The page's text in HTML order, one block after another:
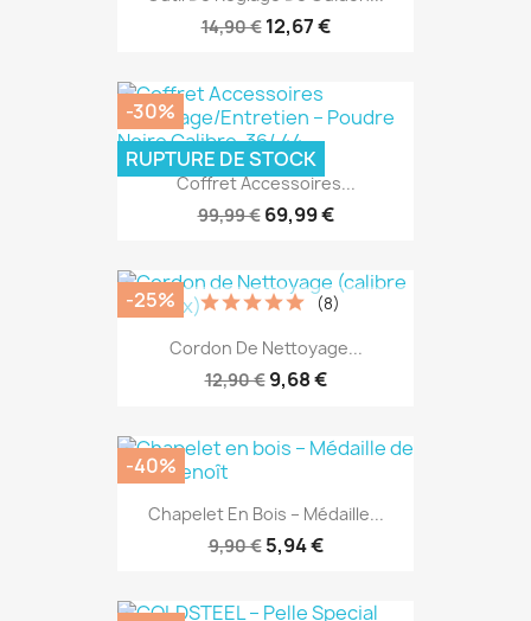
14,90 € 12,67 €
Coffret Accessoires...
99,99 € 69,99 €
-30%
RUPTURE DE STOCK
Cordon De Nettoyage...
12,90 € 9,68 €
(8)
-25%
Chapelet En Bois – Médaille...
9,90 € 5,94 €
-40%